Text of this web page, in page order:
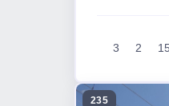
3 2
235